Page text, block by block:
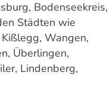
Bodenseekreis,
Städten wie
Wangen,
Überlingen,
Lindenberg,